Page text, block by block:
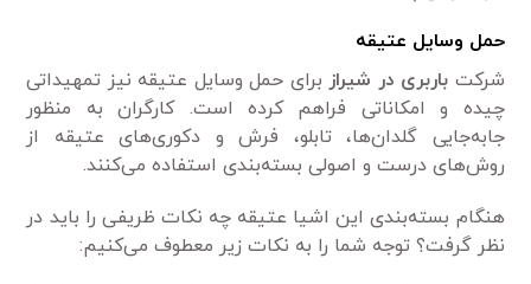
حمل وسایل عتیقه
شرکت باربری در شیراز برای حمل وسایل عتیقه نیز تمهیداتی
چیده و امکاناتی فراهم کرده است. کارگران به منظور
جابه‌جایی گلدان‌ها، تابلو، فرش و دکوری‌های عتیقه از
روش‌های درست و اصولی بسته‌بندی استفاده می‌کنند.
هنگام بسته‌بندی این اشیا عتیقه چه نکات ظریفی را باید در
نظر گرفت؟ توجه شما را به نکات زیر معطوف می‌کنیم: